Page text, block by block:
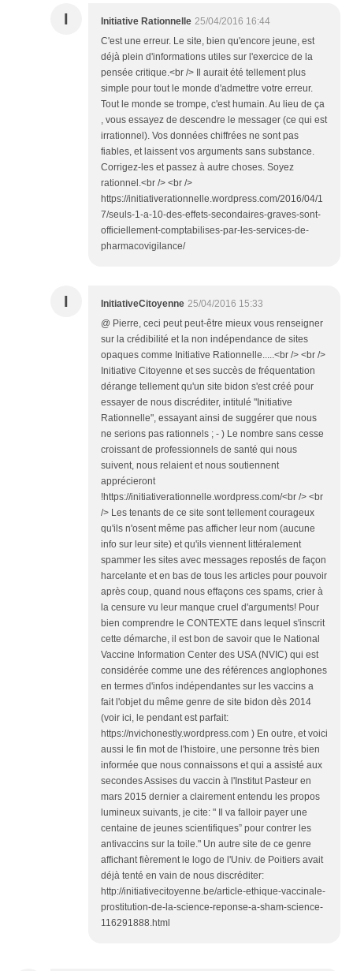
I Initiative Rationnelle 25/04/2016 16:44
C'est une erreur. Le site, bien qu'encore jeune, est
déjà plein d'informations utiles sur l'exercice de la
pensée critique.<br /> Il aurait été tellement plus
simple pour tout le monde d'admettre votre erreur.
Tout le monde se trompe, c'est humain. Au lieu de ça
, vous essayez de descendre le messager (ce qui est
irrationnel). Vos données chiffrées ne sont pas
fiables, et laissent vos arguments sans substance.
Corrigez-les et passez à autre choses. Soyez
rationnel.<br /> <br />
https://initiativerationnelle.wordpress.com/2016/04/1
7/seuls-1-a-10-des-effets-secondaires-graves-sont-
officiellement-comptabilises-par-les-services-de-
pharmacovigilance/
I InitiativeCitoyenne 25/04/2016 15:33
@ Pierre, ceci peut peut-être mieux vous renseigner
sur la crédibilité et la non indépendance de sites
opaques comme Initiative Rationnelle.....<br /> <br />
Initiative Citoyenne et ses succès de fréquentation
dérange tellement qu'un site bidon s'est créé pour
essayer de nous discréditer, intitulé "Initiative
Rationnelle", essayant ainsi de suggérer que nous
ne serions pas rationnels ; - ) Le nombre sans cesse
croissant de professionnels de santé qui nous
suivent, nous relaient et nous soutiennent
apprécieront
!https://initiativerationnelle.wordpress.com/<br /> <br
/> Les tenants de ce site sont tellement courageux
qu'ils n'osent même pas afficher leur nom (aucune
info sur leur site) et qu'ils viennent littéralement
spammer les sites avec messages repostés de façon
harcelante et en bas de tous les articles pour pouvoir
après coup, quand nous effaçons ces spams, crier à
la censure vu leur manque cruel d'arguments! Pour
bien comprendre le CONTEXTE dans lequel s'inscrit
cette démarche, il est bon de savoir que le National
Vaccine Information Center des USA (NVIC) qui est
considérée comme une des références anglophones
en termes d'infos indépendantes sur les vaccins a
fait l'objet du même genre de site bidon dès 2014
(voir ici, le pendant est parfait:
https://nvichonestly.wordpress.com ) En outre, et voici
aussi le fin mot de l'histoire, une personne très bien
informée que nous connaissons et qui a assisté aux
secondes Assises du vaccin à l'Institut Pasteur en
mars 2015 dernier a clairement entendu les propos
lumineux suivants, je cite: " Il va falloir payer une
centaine de jeunes scientifiques” pour contrer les
antivaccins sur la toile." Un autre site de ce genre
affichant fièrement le logo de l'Univ. de Poitiers avait
déjà tenté en vain de nous discréditer:
http://initiativecitoyenne.be/article-ethique-vaccinale-
prostitution-de-la-science-reponse-a-sham-science-
116291888.html